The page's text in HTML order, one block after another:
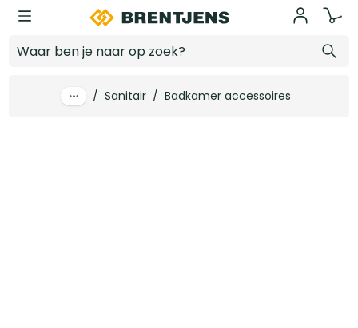
Ga naar hoofdinhoud
/ Sanitair / Badkamer accessoires
Log in voor prijzen